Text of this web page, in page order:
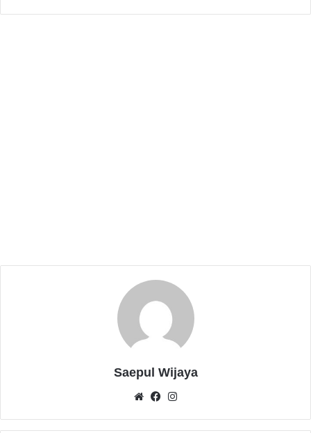
Layanan yang tersedia di KJP Serang ini meliputi
pemeriksaan kesehatan umum, tindakan medis
ringan, layanan ibu dan anak, serta penanganan
kegawatdaruratan tingkat pertama. Sementara melalui
layanan homecare, tenaga kesehatan KJP Serang
pasien sesuai kebutuhan medis.
Saepul Wijaya
We
e
Fa
ookam